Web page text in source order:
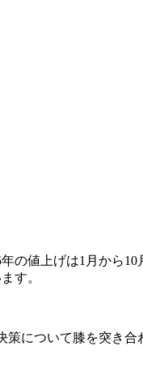
の値上げは1月から
す。
について膝を突き